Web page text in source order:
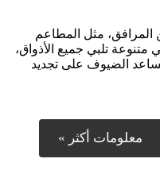
مثل المطاعم
متنوعة تلبي جميع الأذواق،
الضيوف على تجديد
معلومات أكثر »